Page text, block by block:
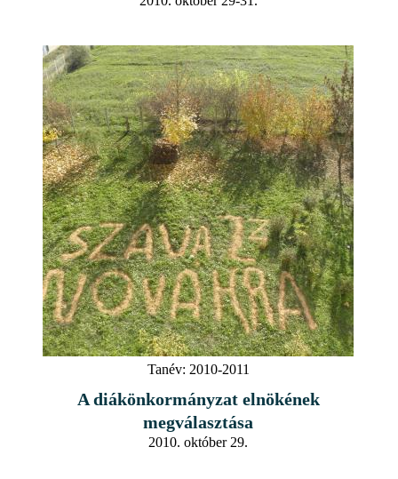
Tanév: 2010-2011
A diákönkormányzat elnökének
megválasztása
2010. október 29.